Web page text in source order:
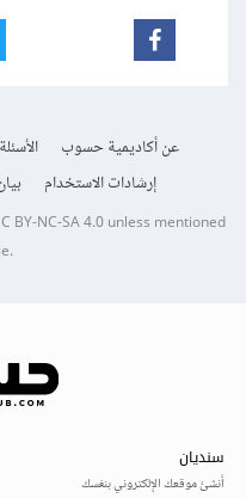
عن أكاديمية حسوب
إرشادات الاستخدام
BY-NC-SA 4.0unless mentioned